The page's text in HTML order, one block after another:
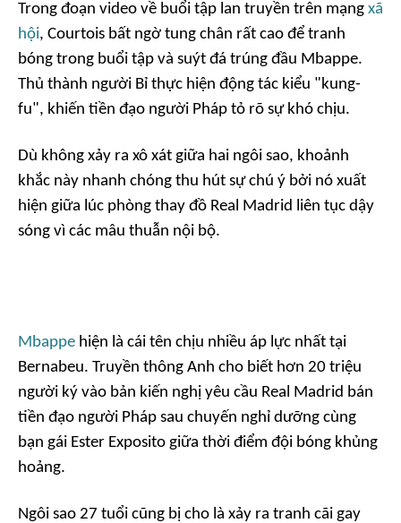
Trong đoạn video về buổi tập lan truyền trên mạng xã
hội, Courtois bất ngờ tung chân rất cao để tranh
bóng trong buổi tập và suýt đá trúng đầu Mbappe.
Thủ thành người Bỉ thực hiện động tác kiểu "kung-
fu", khiến tiền đạo người Pháp tỏ rõ sự khó chịu.
Dù không xảy ra xô xát giữa hai ngôi sao, khoảnh
khắc này nhanh chóng thu hút sự chú ý bởi nó xuất
hiện giữa lúc phòng thay đồ Real Madrid liên tục dậy
sóng vì các mâu thuẫn nội bộ.
Mbappe hiện là cái tên chịu nhiều áp lực nhất tại
Bernabeu. Truyền thông Anh cho biết hơn 20 triệu
người ký vào bản kiến nghị yêu cầu Real Madrid bán
tiền đạo người Pháp sau chuyến nghỉ dưỡng cùng
bạn gái Ester Exposito giữa thời điểm đội bóng khủng
hoảng.
Ngôi sao 27 tuổi cũng bị cho là xảy ra tranh cãi gay